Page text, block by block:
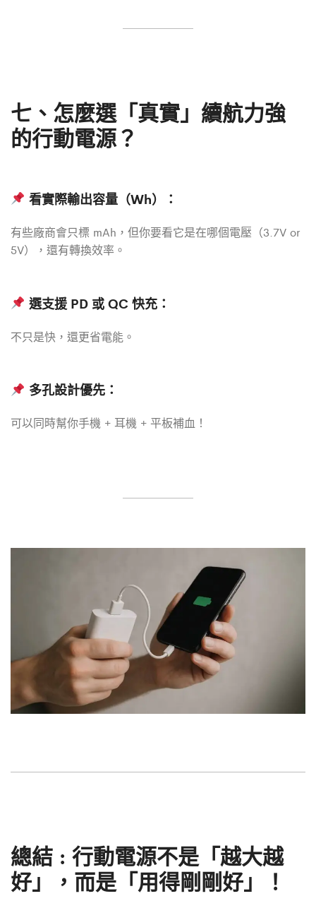
七、怎麼選「真實」續航力強
的行動電源？
看實際輸出容量（Wh） ：
有些廠商會只標 mAh，但你要看它是在哪個電壓（3.7V or
5V），還有轉換效率。
選支援 PD 或 QC 快充：
不只是快，還更省電能。
多孔設計優先：
可以同時幫你手機 + 耳機 + 平板補血！
總結 : 行動電源不是「越大越
好」，而是「用得剛剛好」！